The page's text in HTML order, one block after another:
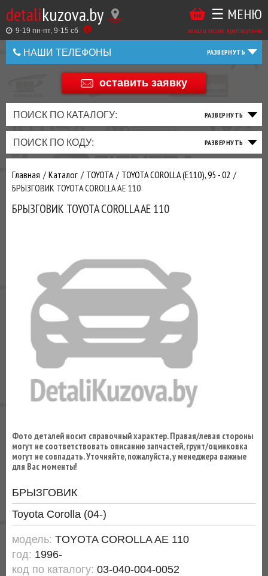
detalikuzova.by
9-19 пн-пт, 9-15 cб заказы online: круглосуточно
☰ МЕНЮ
НАШИ ТЕЛЕФОНЫ
+375 44 586 05 44
оставить заявку
ПОИСК ПО КАТАЛОГУ:
ПОИСК ПО КОДУ:
Главная Каталог TOYOTA
TOYOTA COROLLA (E110), 95 - 02
БРЫЗГОВИК TOYOTA COROLLA AE 110
БРЫЗГОВИК TOYOTA COROLLA AE 110
Фото деталей носит справочный характер. Правая/левая стороны
могут не соответствовать описанию запчастей, грунт/оцинковка
могут не совпадать. Уточняйте, пожалуйста, у менеджера важные
для Вас моменты!
БРЫЗГОВИК
Toyota Corolla (04-)
модель: TOYOTA COROLLA AE 110
год: 1996-
код по каталогу: 03-040-004-0052
Оставить
Оценить
товар
Купить
в
1
Беларусь
+375
+375
ТАКЖЕ
ВЫ
МОЖЕТЕ
У
ЗАКАЗАТЬ
ТО
ФИЛЬТРА
ТОРМОЗНАЯ
СИСТЕМА
ПОДВЕСКА
РУЛЕВОЕ
ТРАНСМИССИЯ
ПРИВОД
ДВИГАТЕЛЬ
ВЫХЛОП
ЭЛЕКТРИКА
ОСВЕЩЕНИЕ
ДОБАВИВ
МАСЛАИ ДРУГИЕ